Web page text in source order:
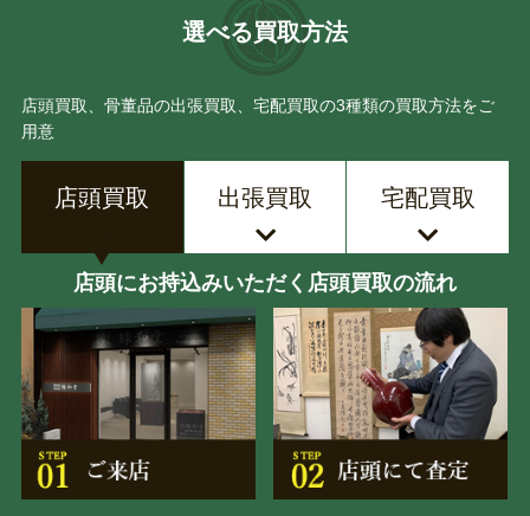
選べる買取方法
店頭買取、骨董品の出張買取、宅配買取の3種類の買取方法をご
用意
店頭買取 出張買取 宅配買取
店頭にお持込みいただく店頭買取の流れ